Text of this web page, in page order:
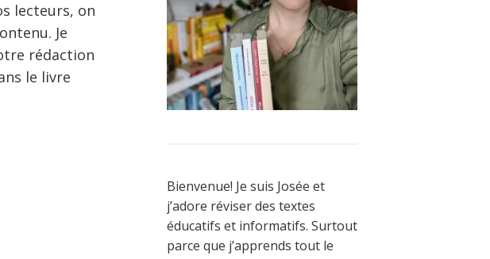
lecteurs, on
Je
rédaction
le livre
Bienvenue! Je suis Josée et
j’adore réviser des textes
éducatifs et informatifs. Surtout
parce que j’apprends tout le